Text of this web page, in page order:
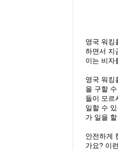
영국 워킹
하면서 지
이는 비자
영국 워킹
을 구할
들이 모르
일할 수
가 일을
안전하게
가요? 이